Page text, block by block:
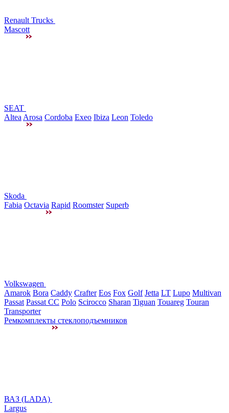
Renault Trucks
Mascott
SEAT
Altea Arosa Cordoba Exeo Ibiza Leon Toledo
Skoda
Fabia Octavia Rapid Roomster Superb
Volkswagen
Amarok Bora Caddy Crafter Eos Fox Golf Jetta LT Lupo Multivan
Passat Passat CC Polo Scirocco Sharan Tiguan Touareg Touran
Transporter
Ремкомплекты стеклоподъемников
ВАЗ (LADA)
Largus